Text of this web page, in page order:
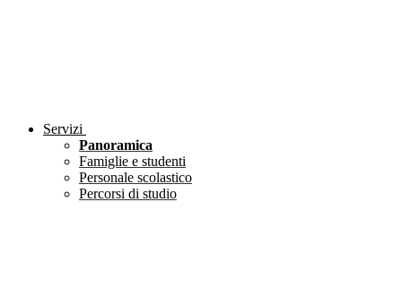
Servizi
Panoramica
Famiglie e studenti
Personale scolastico
Percorsi di studio